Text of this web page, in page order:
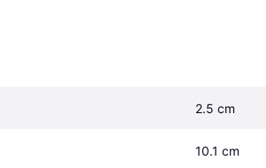
2.5 cm
10.1 cm